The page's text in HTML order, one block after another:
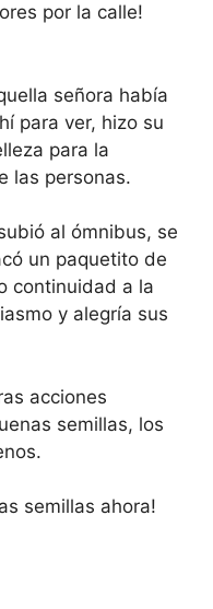
por la calle!
señora había
para ver, hizo su
para la
las personas.
al ómnibus, se
un paquetito de
continuidad a la
y alegría sus
acciones
semillas, los
semillas ahora!